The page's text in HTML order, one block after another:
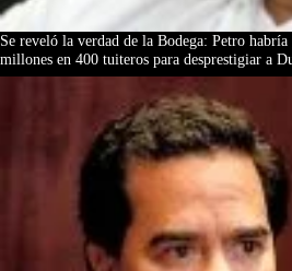
Se reveló la verdad de la Bodega: Petro habría
millones en 400 tuiteros para desprestigiar a